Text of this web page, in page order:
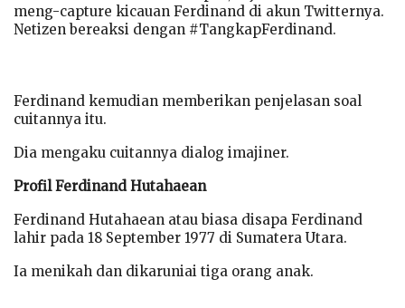
meng-capture kicauan Ferdinand di akun Twitternya.
Netizen bereaksi dengan #TangkapFerdinand.
Ferdinand kemudian memberikan penjelasan soal
cuitannya itu.
Dia mengaku cuitannya dialog imajiner.
Profil Ferdinand Hutahaean
Ferdinand Hutahaean atau biasa disapa Ferdinand
lahir pada 18 September 1977 di Sumatera Utara.
Ia menikah dan dikaruniai tiga orang anak.